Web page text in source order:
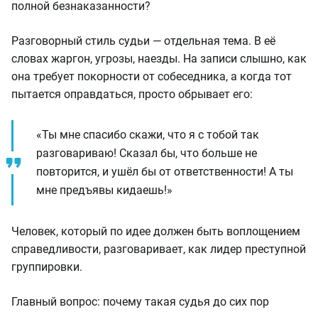
полной безнаказанности?
Разговорный стиль судьи — отдельная тема. В её
словах жаргон, угрозы, наезды. На записи слышно, как
она требует покорности от собеседника, а когда тот
пытается оправдаться, просто обрывает его:
«Ты мне спасибо скажи, что я с тобой так
разговариваю! Сказал бы, что больше не
повторится, и ушёл бы от ответственности! А ты
мне предъявы кидаешь!»
Человек, который по идее должен быть воплощением
справедливости, разговаривает, как лидер преступной
группировки.
Главный вопрос: почему такая судья до сих пор